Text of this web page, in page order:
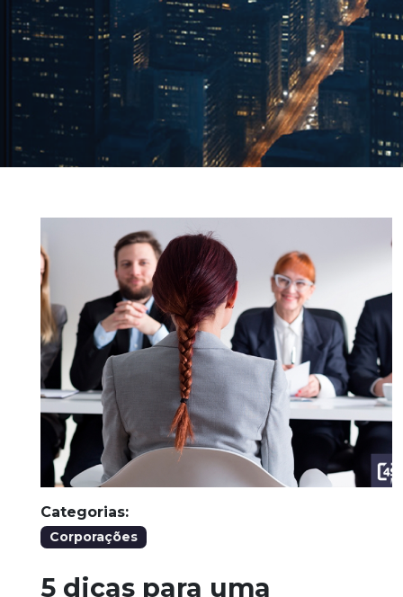
Categorias:
Corporações
5 dicas para uma